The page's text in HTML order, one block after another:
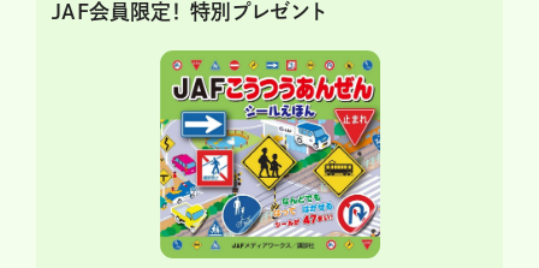
JAF会員限定！ 特別プレゼント